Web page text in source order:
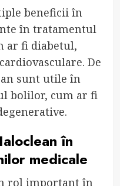
beneficii în
în tratamentul
ar fi diabetul,
De
sunt utile în
bolilor, cum ar fi
în
medicale
rol important în